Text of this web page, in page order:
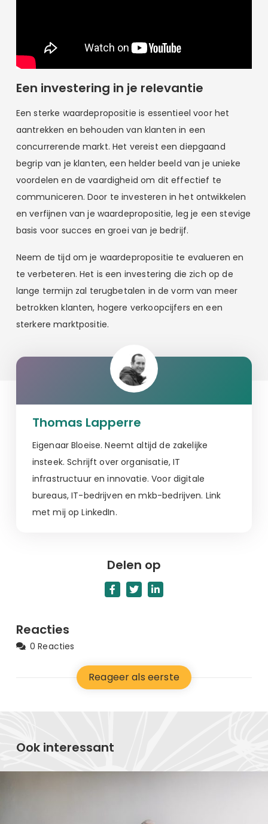
Een investering in je relevantie
Een sterke waardepropositie is essentieel voor het
aantrekken en behouden van klanten in een
concurrerende markt. Het vereist een diepgaand
begrip van je klanten, een helder beeld van je unieke
voordelen en de vaardigheid om dit effectief te
communiceren. Door te investeren in het ontwikkelen
en verfijnen van je waardepropositie, leg je een stevige
basis voor succes en groei van je bedrijf.
Neem de tijd om je waardepropositie te evalueren en
te verbeteren. Het is een investering die zich op de
lange termijn zal terugbetalen in de vorm van meer
betrokken klanten, hogere verkoopcijfers en een
sterkere marktpositie.
Thomas Lapperre
Eigenaar Bloeise. Neemt altijd de zakelijke
insteek. Schrijft over organisatie, IT
infrastructuur en innovatie. Voor digitale
bureaus, IT-bedrijven en mkb-bedrijven. Link
met mij op LinkedIn.
Delen op
Reacties
0 Reacties
Reageer als eerste
Ook interessant